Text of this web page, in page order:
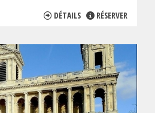
DÉTAILS RÉSERVER